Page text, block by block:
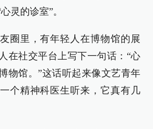
灵的诊室”。
圈里，有年轻人在博物馆的展
在社交平台上写下一句话：“心
物馆。”这话听起来像文艺青年
个精神科医生听来，它真有几